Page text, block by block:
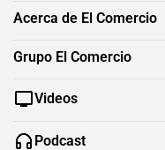
Acerca de El Comercio
Grupo El Comercio
Videos
Podcast